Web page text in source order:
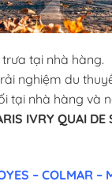
tại nhà hàng.
nghiệm du
tại nhà hàng và
IVRY QUAI DE
– COLMAR –